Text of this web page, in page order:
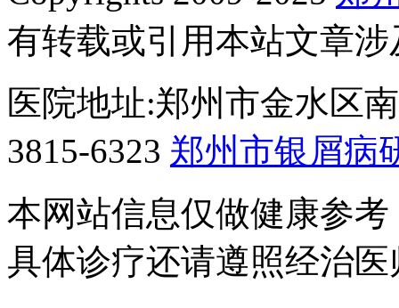
有转载或引用本站文章
医院地址:郑州市金水区
3815-6323 郑州市银屑病
本网站信息仅做健康参
具体诊疗还请遵照经治医